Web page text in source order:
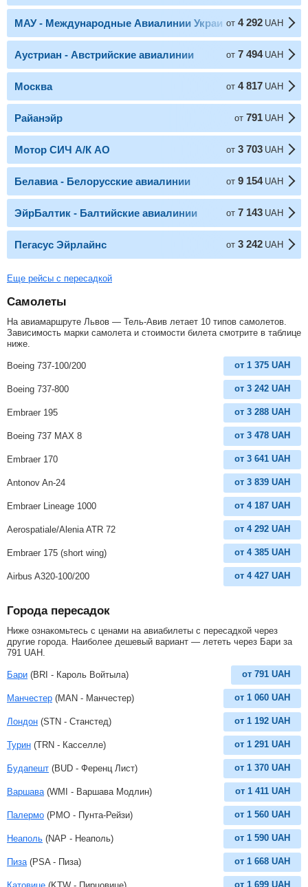
МАУ - Международные Авиалинии Украины
от 4 292 UAH
Аустриан - Австрийские авиалинии от 7 494 UAH
Москва от 4 817 UAH
Райанэйр от 791 UAH
Мотор СИЧ А/К АО от 3 703 UAH
Белавиа - Белорусские авиалинии от 9 154 UAH
ЭйрБалтик - Балтийские авиалинии от 7 143 UAH
Пегасус Эйрлайнс от 3 242 UAH
Еще рейсы с пересадкой
Самолеты
На авиамаршруте Львов — Тель-Авив летает 10 типов самолетов.
Зависимость марки самолета и стоимости билета смотрите в таблице
ниже.
Boeing 737-100/200 от 1 375 UAH
Boeing 737-800 от 3 242 UAH
Embraer 195 от 3 288 UAH
Boeing 737 MAX 8 от 3 478 UAH
Embraer 170 от 3 641 UAH
Antonov An-24 от 3 839 UAH
Embraer Lineage 1000 от 4 187 UAH
Aerospatiale/Alenia ATR 72 от 4 292 UAH
Embraer 175 (short wing) от 4 385 UAH
Airbus A320-100/200 от 4 427 UAH
Города пересадок
Ниже ознакомьтесь с ценами на авиабилеты с пересадкой через
другие города. Наиболее дешевый вариант — лететь через Бари за
791 UAH
Бари (BRI - Кароль Войтыла) от 791 UAH
Манчестер (MAN - Манчестер) от 1 060 UAH
Лондон (STN - Станстед) от 1 192 UAH
Турин (TRN - Касселле) от 1 291 UAH
Будапешт (BUD - Ференц Лист) от 1 370 UAH
Варшава (WMI - Варшава Модлин) от 1 411 UAH
Палермо (PMO - Пунта-Рейзи) от 1 560 UAH
Неаполь (NAP - Неаполь) от 1 590 UAH
Пиза (PSA - Пиза) от 1 668 UAH
Катовице (KTW - Пирцовице) от 1 699 UAH